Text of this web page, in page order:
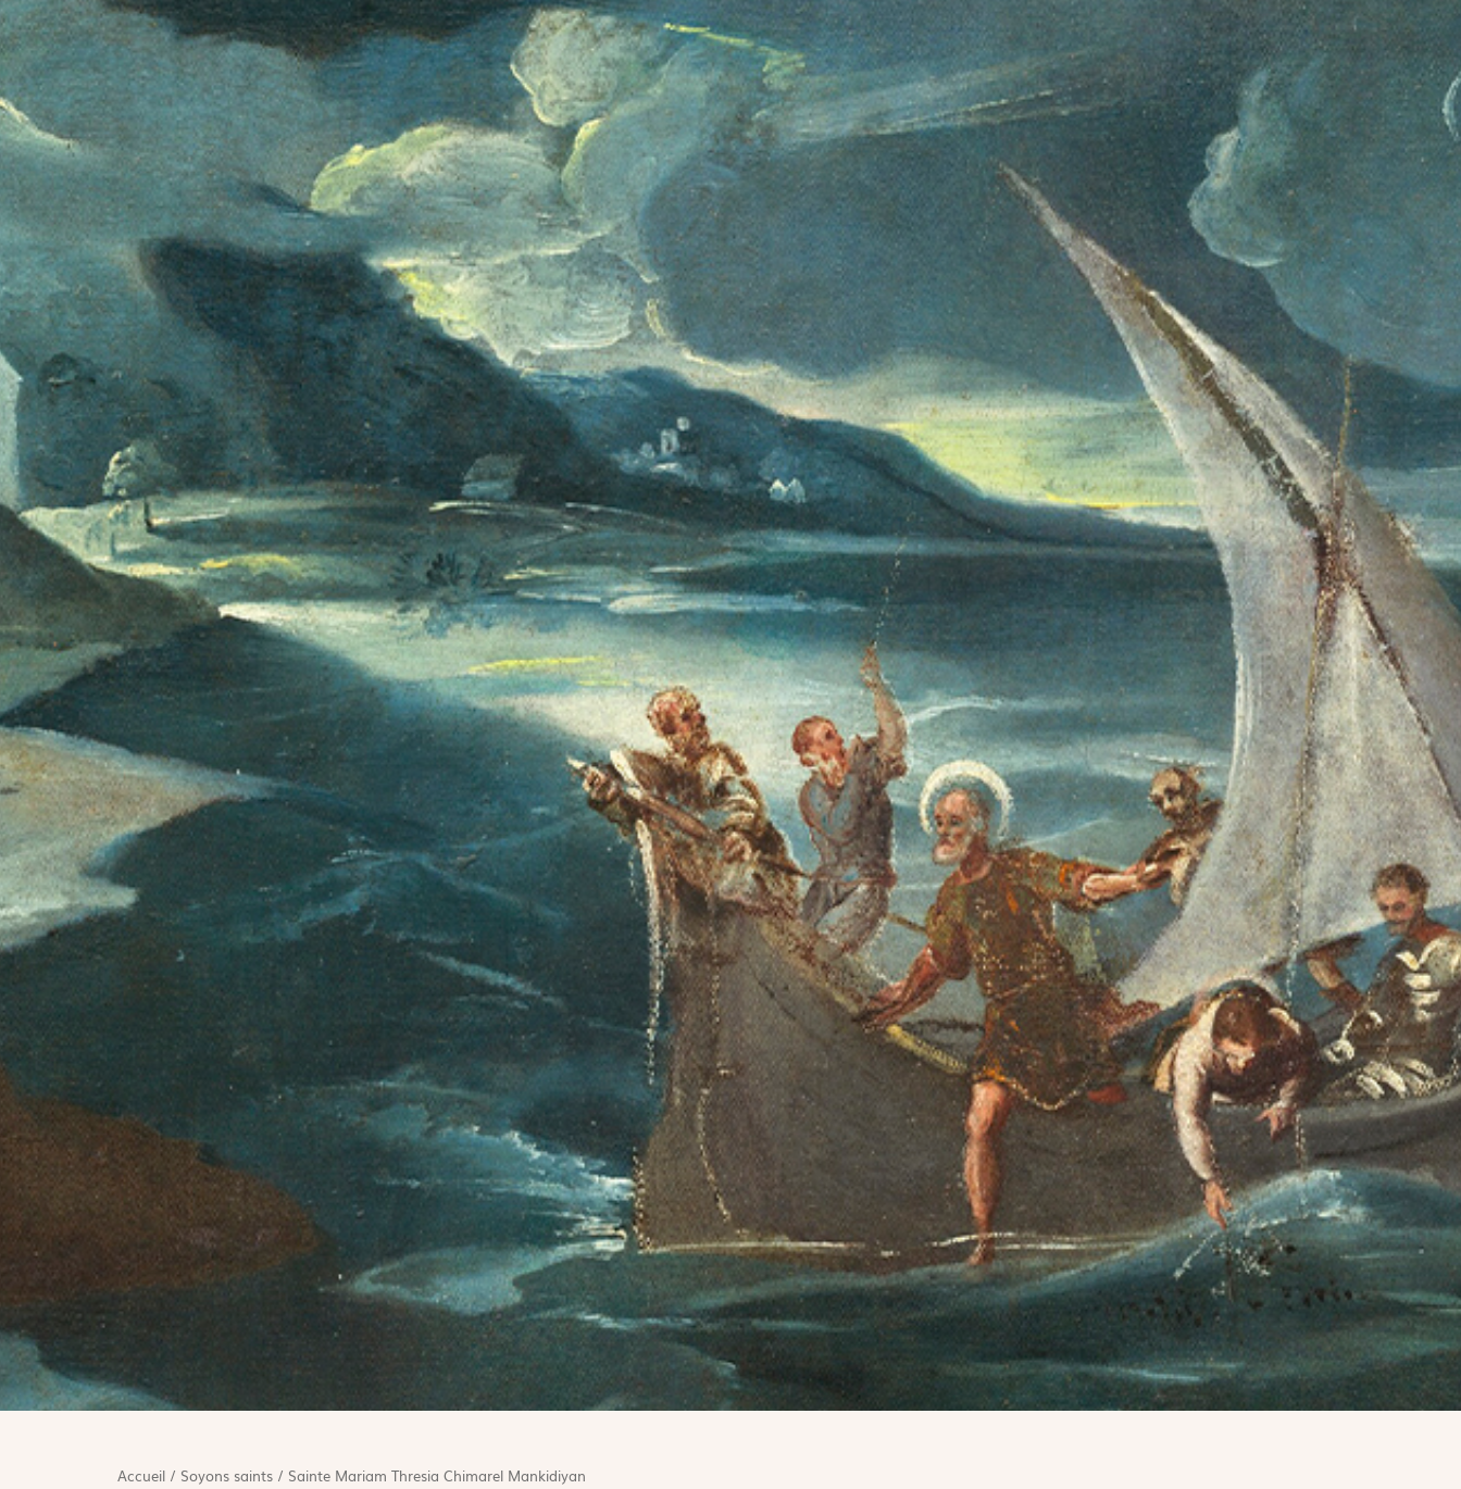
Accueil/ Soyons saints/ Sainte Mariam Thresia Chimarel Mankidiyan